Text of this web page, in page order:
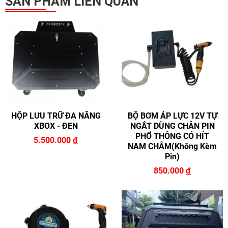
HỘP LƯU TRỮ ĐA NĂNG
XBOX - ĐEN
5.500.000 đ
BỘ BƠM ÁP LỰC 12V TỰ
NGẮT DÙNG CHÂN PIN
PHỔ THÔNG CÓ HÍT
NAM CHÂM(không Kèm
Pin)
850.000 đ
ĐĂNG KÝ TƯ VẤN
HOÀN THÀNH
zalo